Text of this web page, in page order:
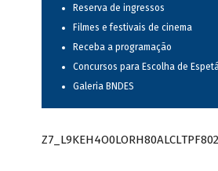
Reserva de ingressos
Filmes e festivais de cinema
Receba a programação
Concursos para Escolha de
Galeria BNDES